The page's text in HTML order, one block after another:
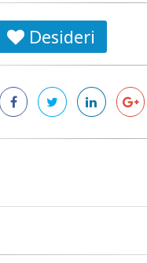
Desideri